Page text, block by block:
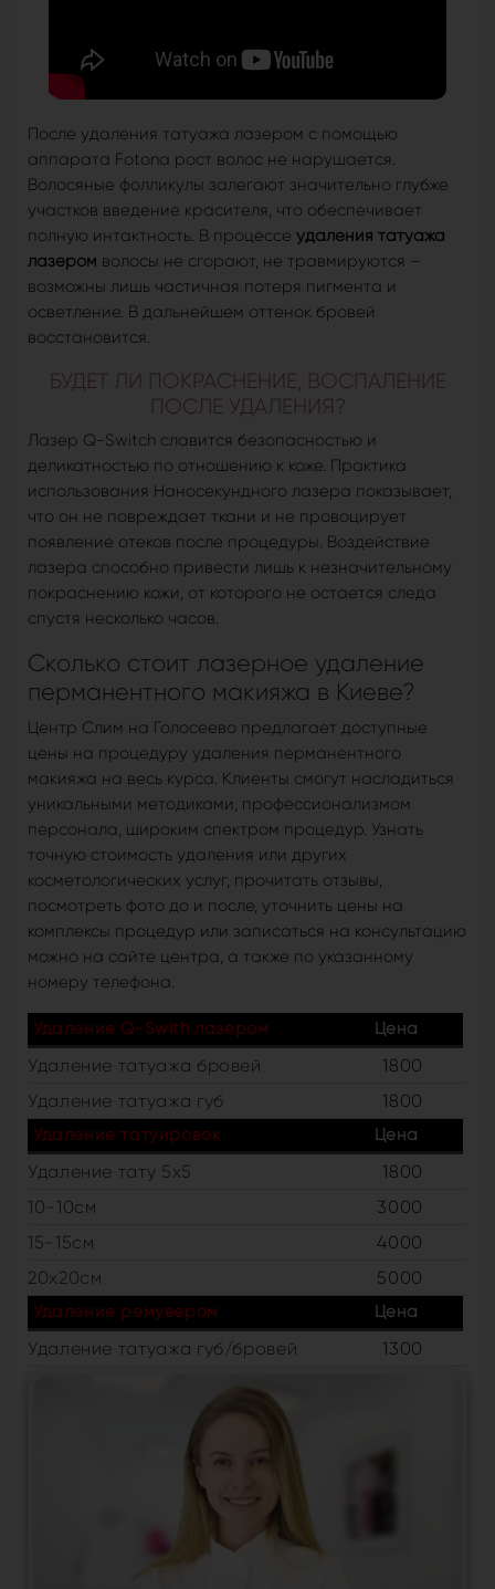
После удаления татуажа лазером с помощью
аппарата Fotona рост волос не нарушается.
Волосяные фолликулы залегают значительно глубже
участков введение красителя, что обеспечивает
полную интактность. В процессе удаления татуажа
лазером волосы не сгорают, не травмируются –
возможны лишь частичная потеря пигмента и
осветление. В дальнейшем оттенок бровей
восстановится.
БУДЕТ ЛИ ПОКРАСНЕНИЕ, ВОСПАЛЕНИЕ
ПОСЛЕ УДАЛЕНИЯ?
Лазер Q-Switch славится безопасностью и
деликатностью по отношению к коже. Практика
использования Наносекундного лазера показывает,
что он не повреждает ткани и не провоцирует
появление отеков после процедуры. Воздействие
лазера способно привести лишь к незначительному
покраснению кожи, от которого не остается следа
спустя несколько часов.
Сколько стоит лазерное удаление
перманентного макияжа в Киеве?
Центр Слим на Голосеево предлагает доступные
цены на процедуру удаления перманентного
макияжа на весь курса. Клиенты смогут насладиться
уникальными методиками, профессионализмом
персонала, широким спектром процедур. Узнать
точную стоимость удаления или других
косметологических услуг, прочитать отзывы,
посмотреть фото до и после, уточнить цены на
комплексы процедур или записаться на консультацию
можно на сайте центра, а также по указанному
номеру телефона.
Удаление Q-Swith лазером Цена
Удаление татуажа бровей
1800
Удаление татуажа губ
1800
Удаление татуировок Цена
Удаление тату 5х5
1800
10-10см
3000
15-15см
4000
20х20см
5000
Удаление ремувером Цена
Удаление татуажа губ/бровей 1300